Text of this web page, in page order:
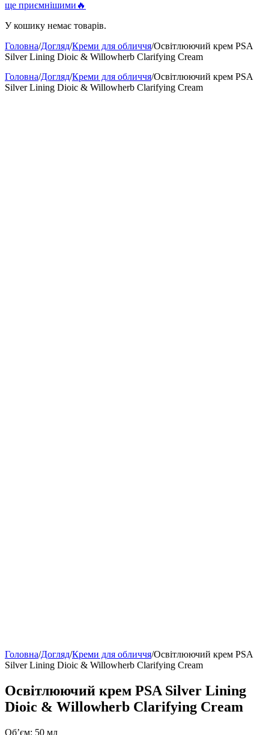
ще приємнішими🔥
У кошику немає товарів.
Головна/Догляд/Креми для обличчя/Освітлюючий крем PSA
Silver Lining Dioic & Willowherb Clarifying Cream
Головна/Догляд/Креми для обличчя/Освітлюючий крем PSA
Silver Lining Dioic & Willowherb Clarifying Cream
Головна/Догляд/Креми для обличчя/Освітлюючий крем PSA
Silver Lining Dioic & Willowherb Clarifying Cream
Освітлюючий крем PSA Silver Lining
Dioic & Willowherb Clarifying Cream
Об’єм: 50 мл